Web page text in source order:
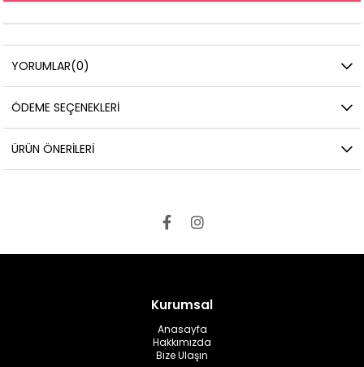
YORUMLAR(0)
ÖDEME SEÇENEKLERI
ÜRÜN ÖNERILERI
Kurumsal
Anasayfa
Hakkımızda
Bize Ulaşın